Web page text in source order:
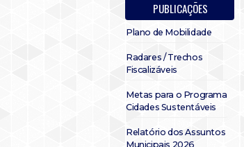
PUBLICAÇÕES
Plano de Mobilidade
Radares / Trechos
Fiscalizáveis
Metas para o Programa
Cidades Sustentáveis
Relatório dos Assuntos
Municipais 2026